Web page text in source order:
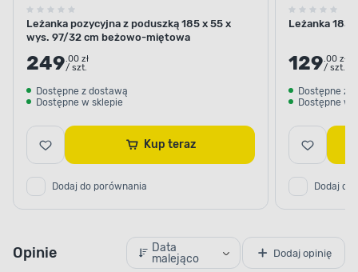
4-pozycyjne oparcie umożliwia ustawienie
leżanki w optymalnej pozycji– od w pełni
pionowej do prawie poziomej. Dzięki temu mebel
sprawdza się zarówno do krótkiego odpoczynku,
jak i dłuższego relaksu, zapewniając pełną
wygodę użytkowania. Doskonale nadaje się do
czytania czy pracy z laptopem.
Leżanka pozycyjna z poduszką 185 x 55 x
wys. 97/32 cm beżowo-miętowa
249.00 zł
/ szt.
Dostępne z dostawą
Dostępne w sklepie
Kup teraz
Dodaj do porównania
Leżanka
129.00 zł
/ szt.
Dostępne z
Dostępne w
Dodaj do
Opinie
Data
malejąco
Dodaj opinię